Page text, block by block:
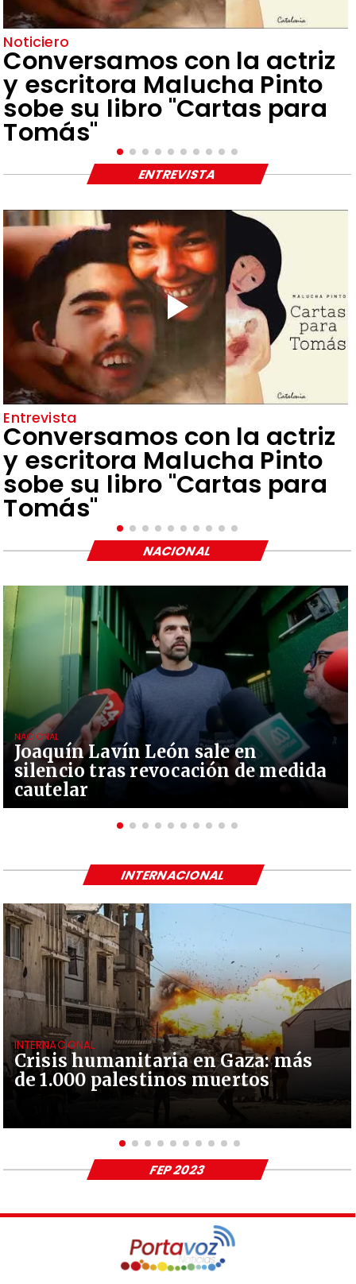
Noticiero
Conversamos con la actriz
y escritora Malucha Pinto
sobe su libro "Cartas para
Tomás"
Entrevista
Conversamos con la actriz
y escritora Malucha Pinto
sobe su libro "Cartas para
Tomás"
ENTREVISTA
Joaquín Lavín León sale en
silencio tras revocación de medida
cautelar
NACIONAL
NACIONAL
Crisis humanitaria en Gaza: más
de 1.000 palestinos muertos
INTERNACIONAL
INTERNACIONAL
FEP 2023